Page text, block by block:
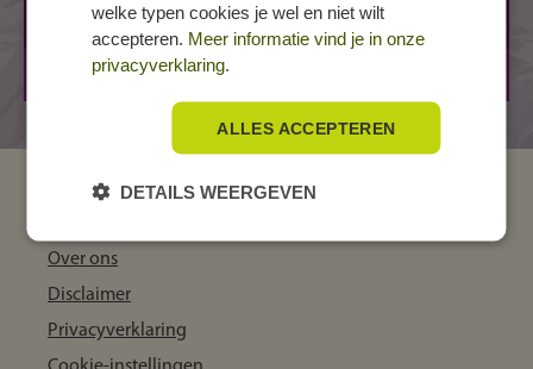
7006 GJ DOETINCHEM
BOL 2 jaar
Over ons
Disclaimer
Privacyverklaring
welke typen cookies je wel en niet wilt
accepteren. Meer informatie vind je in onze
privacyverklaring.
ALLES ACCEPTEREN
DETAILS WEERGEVEN